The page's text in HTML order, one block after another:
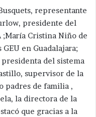
representante
presidente del
;María Cristina Niño de
en Guadalajara;
del sistema
supervisor de la
padres de familia ,
la directora de la
que gracias a la